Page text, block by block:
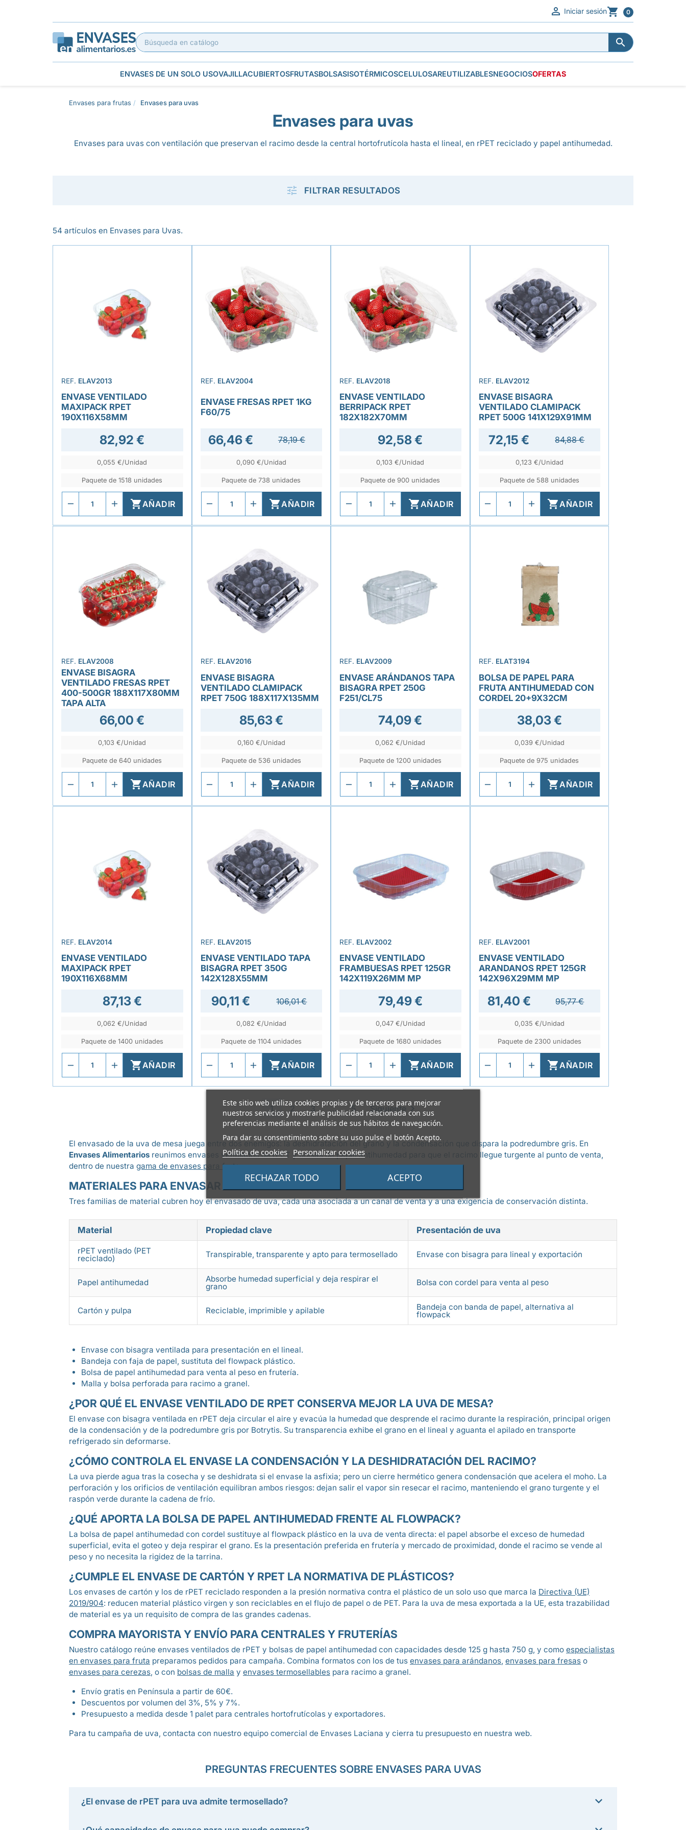
 Iniciar sesión 0


ENVASES DE UN SOLO USOVAJILLACUBIERTOSFRUTASBOLSASISOTÉRMICOSCELULOSAREUTILIZABLESNEGOCIOSOFERTAS
Este sitio web utiliza cookies propias y de terceros para mejorar
nuestros servicios y mostrarle publicidad relacionada con sus
preferencias mediante el análisis de sus hábitos de navegación.
Para dar su consentimiento sobre su uso pulse el botón Acepto.
Política de cookies Personalizar cookies
RECHAZAR TODO ACEPTO
Envases para frutas Envases para uvas
Envases para uvas
Envases para uvas con ventilación que preservan el racimo desde la central hortofrutícola hasta el lineal, en rPET reciclado y papel antihumedad.
 FILTRAR RESULTADOS
54 artículos en Envases para Uvas.
REF. ELAV2013
ENVASE VENTILADO
MAXIPACK RPET
190X116X58MM
82,92 €
0,055 €/Unidad
Paquete de 1518 unidades
AÑADIR
REF. ELAV2004
ENVASE FRESAS RPET 1KG
F60/75
66,46 € 78,19 €
0,090 €/Unidad
Paquete de 738 unidades
AÑADIR
REF. ELAV2018
ENVASE VENTILADO
BERRIPACK RPET
182X182X70MM
92,58 €
0,103 €/Unidad
Paquete de 900 unidades
AÑADIR
REF. ELAV2012
ENVASE BISAGRA
VENTILADO CLAMIPACK
RPET 500G 141X129X91MM
72,15 € 84,88 €
0,123 €/Unidad
Paquete de 588 unidades
AÑADIR
REF. ELAV2008
ENVASE BISAGRA
VENTILADO FRESAS RPET
400-500GR 188X117X80MM
TAPA ALTA
66,00 €
0,103 €/Unidad
Paquete de 640 unidades
AÑADIR
REF. ELAV2016
ENVASE BISAGRA
VENTILADO CLAMIPACK
RPET 750G 188X117X135MM
85,63 €
0,160 €/Unidad
Paquete de 536 unidades
AÑADIR
REF. ELAV2009
ENVASE ARÁNDANOS TAPA
BISAGRA RPET 250G
F251/CL75
74,09 €
0,062 €/Unidad
Paquete de 1200 unidades
AÑADIR
REF. ELAT3194
BOLSA DE PAPEL PARA
FRUTA ANTIHUMEDAD CON
CORDEL 20+9X32CM
38,03 €
0,039 €/Unidad
Paquete de 975 unidades
AÑADIR
REF. ELAV2014
ENVASE VENTILADO
MAXIPACK RPET
190X116X68MM
87,13 €
0,062 €/Unidad
Paquete de 1400 unidades
AÑADIR
REF. ELAV2015
ENVASE VENTILADO TAPA
BISAGRA RPET 350G
142X128X55MM
90,11 € 106,01 €
0,082 €/Unidad
Paquete de 1104 unidades
AÑADIR
REF. ELAV2002
ENVASE VENTILADO
FRAMBUESAS RPET 125GR
142X119X26MM MP
79,49 €
0,047 €/Unidad
Paquete de 1680 unidades
AÑADIR
REF. ELAV2001
ENVASE VENTILADO
ARANDANOS RPET 125GR
142X96X29MM MP
81,40 € 95,77 €
0,035 €/Unidad
Paquete de 2300 unidades
AÑADIR
1 2 3 … 5 Siguiente
El envasado de la uva de mesa juega entre dos enemigos: la deshidratación del grano y la condensación que dispara la podredumbre gris. En
Envases Alimentarios reunimos envases ventilados de rPET y bolsas de papel antihumedad para que el racimo llegue turgente al punto de venta,
dentro de nuestra gama de envases para fruta.
MATERIALES PARA ENVASAR UVA DE MESA
Tres familias de material cubren hoy el envasado de uva, cada una asociada a un canal de venta y a una exigencia de conservación distinta.
Material Propiedad clave Presentación de uva
rPET ventilado (PET
reciclado) Transpirable, transparente y apto para termosellado Envase con bisagra para lineal y exportación
Papel antihumedad Absorbe humedad superficial y deja respirar el
grano Bolsa con cordel para venta al peso
Cartón y pulpa Reciclable, imprimible y apilable Bandeja con banda de papel, alternativa al
flowpack
Envase con bisagra ventilada para presentación en el lineal.
Bandeja con faja de papel, sustituta del flowpack plástico.
Bolsa de papel antihumedad para venta al peso en frutería.
Malla y bolsa perforada para racimo a granel.
¿POR QUÉ EL ENVASE VENTILADO DE RPET CONSERVA MEJOR LA UVA DE MESA?
El envase con bisagra ventilada en rPET deja circular el aire y evacúa la humedad que desprende el racimo durante la respiración, principal origen
de la condensación y de la podredumbre gris por Botrytis. Su transparencia exhibe el grano en el lineal y aguanta el apilado en transporte
refrigerado sin deformarse.
¿CÓMO CONTROLA EL ENVASE LA CONDENSACIÓN Y LA DESHIDRATACIÓN DEL RACIMO?
La uva pierde agua tras la cosecha y se deshidrata si el envase la asfixia; pero un cierre hermético genera condensación que acelera el moho. La
perforación y los orificios de ventilación equilibran ambos riesgos: dejan salir el vapor sin resecar el racimo, manteniendo el grano turgente y el
raspón verde durante la cadena de frío.
¿QUÉ APORTA LA BOLSA DE PAPEL ANTIHUMEDAD FRENTE AL FLOWPACK?
La bolsa de papel antihumedad con cordel sustituye al flowpack plástico en la uva de venta directa: el papel absorbe el exceso de humedad
superficial, evita el goteo y deja respirar el grano. Es la presentación preferida en frutería y mercado de proximidad, donde el racimo se vende al
peso y no necesita la rigidez de la tarrina.
¿CUMPLE EL ENVASE DE CARTÓN Y RPET LA NORMATIVA DE PLÁSTICOS?
Los envases de cartón y los de rPET reciclado responden a la presión normativa contra el plástico de un solo uso que marca la Directiva (UE)
2019/904: reducen material plástico virgen y son reciclables en el flujo de papel o de PET. Para la uva de mesa exportada a la UE, esta trazabilidad
de material es ya un requisito de compra de las grandes cadenas.
COMPRA MAYORISTA Y ENVÍO PARA CENTRALES Y FRUTERÍAS
Nuestro catálogo reúne envases ventilados de rPET y bolsas de papel antihumedad con capacidades desde 125 g hasta 750 g, y como especialistas
en envases para fruta preparamos pedidos para campaña. Combina formatos con los de tus envases para arándanos, envases para fresas o
envases para cerezas, o con bolsas de malla y envases termosellables para racimo a granel.
Envío gratis en Península a partir de 60€.
Descuentos por volumen del 3%, 5% y 7%.
Presupuesto a medida desde 1 palet para centrales hortofrutícolas y exportadores.
Para tu campaña de uva, contacta con nuestro equipo comercial de Envases Laciana y cierra tu presupuesto en nuestra web.
PREGUNTAS FRECUENTES SOBRE ENVASES PARA UVAS
¿El envase de rPET para uva admite termosellado?